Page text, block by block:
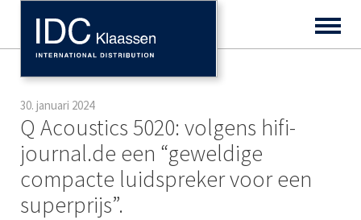
30. januari 2024
Q Acoustics 5020: volgens hifi-
journal.de een “geweldige
compacte luidspreker voor een
superprijs”.